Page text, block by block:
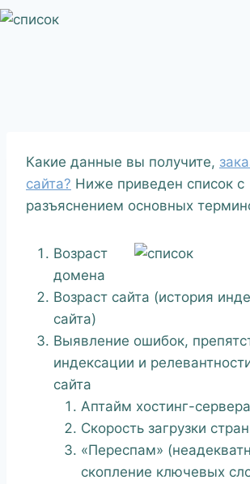
Какие данные вы получите,
сайта? Ниже приведен список с
разъяснением основных
Возраст
домена
Возраст сайта (история
сайта)
Выявление ошибок,
индексации и
сайта
Аптайм хостинг-сервера
Скорость загрузки
«Переспам»
скопление ключевых